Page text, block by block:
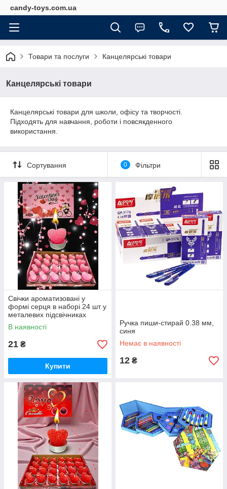
candy-toys.com.ua
Товари та послуги Канцелярські товари
Канцелярські товари
Канцелярські товари для школи, офісу та творчості.
Підходять для навчання, роботи і повсякденного
використання.
Сортування 0 Фільтри
Свічки ароматизовані у
формі серця в наборі 24 шт у
металевих підсвічниках
(рожева)
В наявності
21 ₴
Купити
Ручка пиши-стирай 0.38 мм,
синя
Немає в наявності
12 ₴